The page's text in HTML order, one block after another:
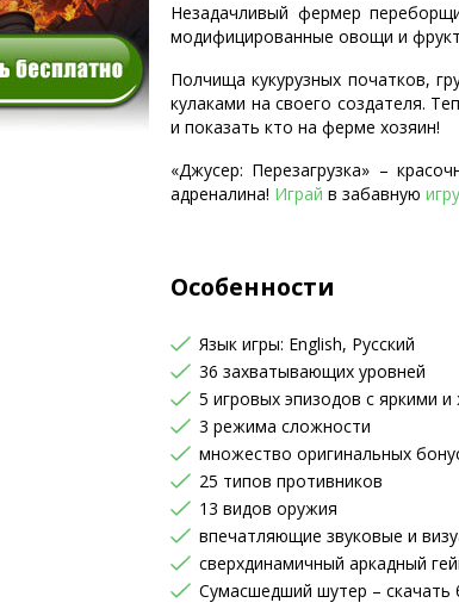
Незадачливый фермер
модифицированные овощи и
Полчища кукурузных початков,
кулаками на своего создателя.
и показать кто на ферме хозяин!
«Джусер: Перезагрузка» –
адреналина! Играй в забавную
Особенности
Язык игры: English, Русский
36 захватывающих уровней
5 игровых эпизодов с яркими
3 режима сложности
множество оригинальных
25 типов противников
13 видов оружия
впечатляющие звуковые и
сверхдинамичный аркадный
Сумасшедший шутер – скачать